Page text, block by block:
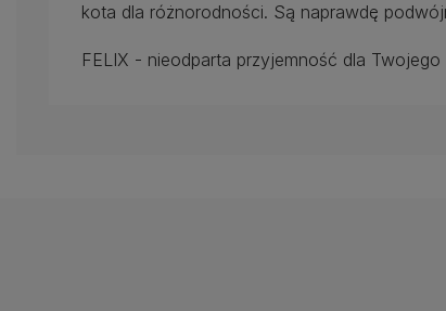
kota dla różnorodności. Są naprawdę
FELIX - nieodparta przyjemność dla